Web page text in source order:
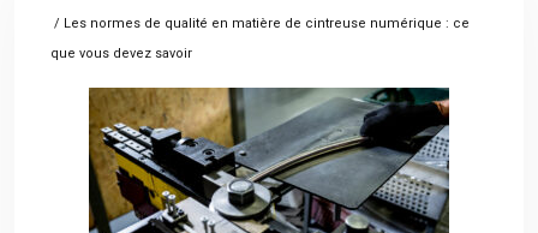
/ Les normes de qualité en matière de cintreuse numérique : ce
que vous devez savoir